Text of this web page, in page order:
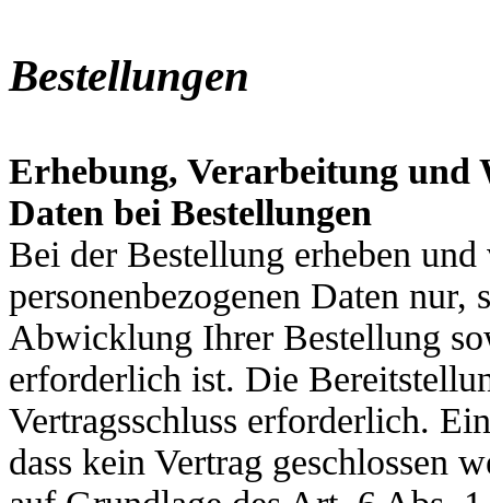
Bestellungen
Erhebung, Verarbeitung und
Daten bei Bestellungen
Bei der Bestellung erheben
personenbezogenen Daten
Abwicklung Ihrer Bestellung
erforderlich ist. Die
Vertragsschluss erforderlich.
dass kein Vertrag geschlossen